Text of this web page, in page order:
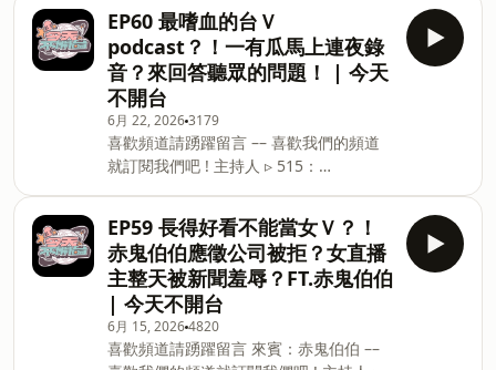
SoundOn https://player.s
https://www.instagram.com/marikavtuber/
–– 每週一晚上７點更新全新集數，歡迎來
收聽！ 🎧Apple
podcasthttps://podcasts.apple.com/us/podcast/
🎧Spotify
https://open.spotify.com/show/
si=A3Z9ayRfTPSQ6aU3INVzBQ 🎧
SoundOn https://player.s
EP60 最嗜血的台Ｖ
podcast？！一有瓜馬上連夜錄
音？來回答聽眾的問題！ | 今天
不開台
6月 22, 20263179
喜歡頻道請踴躍留言 –– 喜歡我們的頻道
就訂閱我們吧 ! 主持人 ▹ 515：
https://www.instagram.com/marikavtuber/
–– 每週一晚上７點更新全新集數，歡迎來
收聽！ 🎧Apple
podcasthttps://podcasts.apple.com/us/podcast/
🎧Spotify
https://open.spotify.com/show/
EP59 長得好看不能當女Ｖ？！
赤鬼伯伯應徵公司被拒？女直播
主整天被新聞羞辱？FT.赤鬼伯伯
| 今天不開台
6月 15, 20264820
喜歡頻道請踴躍留言 來賓：赤鬼伯伯 ––